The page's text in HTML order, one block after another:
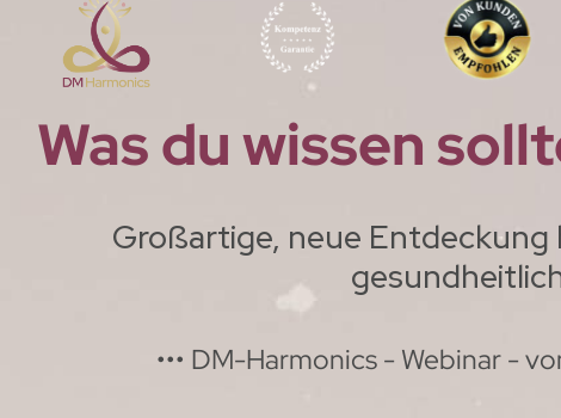
Was du wissen
Großartige, neue Entdeckung
••• DM-Harmonics - Webinar -